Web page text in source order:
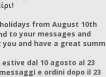
from August 10th
to your messages and
and have a great
dal 10 agosto al 23
e ordini dopo il 23